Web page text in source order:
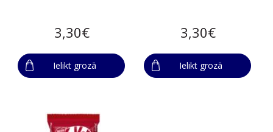
3,30€
Ielikt grozā
3,30€
Ielikt grozā